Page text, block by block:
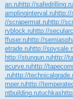
an.ruhttp://safedrilling.ru
amplinginterval.ru
//scrapermat.ruhttp://
ryblock.ruhttp://
ffuser.ruhttp://
etrade.ruhttp://
http://stungun.ruhttp://
ecurve.ruhttp://
.ruhttp://
mper.ruhttp://
ntbuilding.rutuchkas